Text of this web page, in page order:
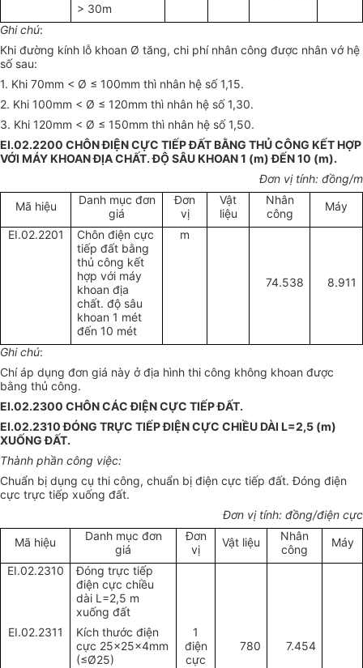
> 30m
Ghi chú:
Khi đường kính lỗ khoan Ø tăng, chi phí nhân công được nhân vớ hệ
số sau:
1. Khi 70mm < Ø ≤ 100mm thì nhân hệ số 1,15.
2. Khi 100mm < Ø ≤ 120mm thì nhân hệ số 1,30.
3. Khi 120mm < Ø ≤ 150mm thì nhân hệ số 1,50.
EI.02.2200 CHÔN ĐIỆN CỰC TIẾP ĐẤT BẰNG THỦ CÔNG KẾT HỢP
VỚI MÁY KHOAN ĐỊA CHẤT. ĐỘ SÂU KHOAN 1 (m) ĐẾN 10 (m).
Đơn vị tính: đồng/m
Mã hiệu
Danh mục đơn
giá
Đơn
vị
Vật
liệu
Nhân
công
Máy
EI.02.2201
Chôn điện cực
tiếp đất bằng
thủ công kết
hợp với máy
khoan địa
chất. độ sâu
khoan 1 mét
đến 10 mét
m
74.538 8.911
Ghi chú:
Chí áp dụng đơn giá này ở địa hình thi công không khoan được
bằng thủ công.
EI.02.2300 CHÔN CÁC ĐIỆN CỰC TIẾP ĐẤT.
EI.02.2310 ĐÓNG TRỰC TIẾP ĐIỆN CỰC CHIỀU DÀI L=2,5 (m)
XUỐNG ĐẤT.
Thành phần công việc:
Chuẩn bị dụng cụ thi công, chuẩn bị điện cực tiếp đất. Đóng điện
cực trực tiếp xuống đất.
Đơn vị tính: đồng/điện cực
Mã hiệu
Danh mục đơn
giá
Đơn
vị
Vật liệu
Nhân
công
Máy
EI.02.2310
Đóng trực tiếp
điện cực chiều
dài L=2,5 m
xuống đất
EI.02.2311
Kích thước điện
cực 25x25x4mm
(≤Ø25)
1
điện
cực
780 7.454